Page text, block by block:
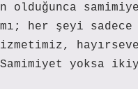
olduğunca
her şeyi
yoksa